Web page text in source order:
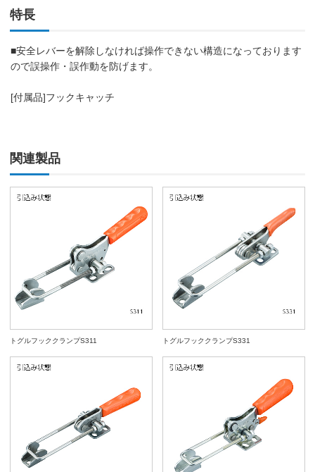
特長
■安全レバーを解除しなければ操作できない構造になっております
ので誤操作・誤作動を防げます。
[付属品]フックキャッチ
関連製品
トグルフッククランプS311 トグルフッククランプS331